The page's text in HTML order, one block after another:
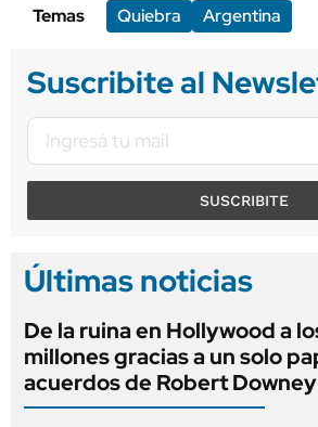
Temas
Quiebra Argentina
Suscribite al
SUSCRIBITE
Últimas noticias
De la ruina en Hollywood a
millones gracias a un solo
acuerdos de Robert